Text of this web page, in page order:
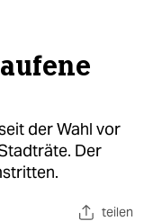
der Wahl vor
Der
teilen